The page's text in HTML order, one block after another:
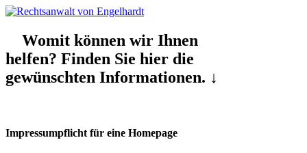
Womit können wir Ihnen
helfen? Finden Sie hier die
gewünschten Informationen. ↓
Impressumpflicht für eine Homepage